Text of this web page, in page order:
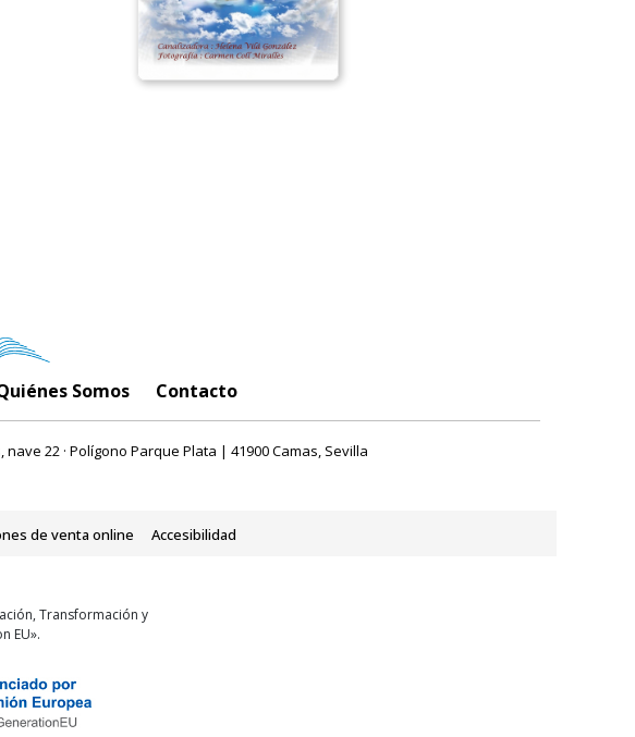
Somos Contacto
nave 22 · Polígono Parque Plata | 41900 Camas, Sevilla
de venta online Accesibilidad
Transformación y
EU».